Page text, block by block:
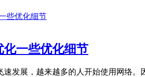
化一些优化细节
速发展，越来越多的人开始使用网络